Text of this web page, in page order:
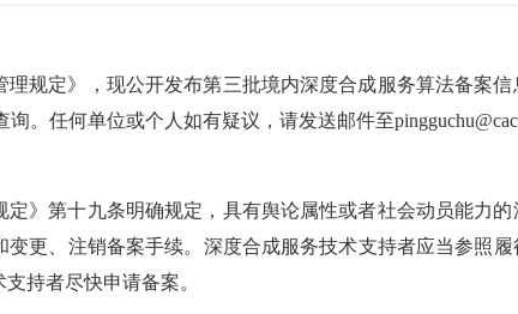
规定》，现公开发布第三批境内深度合成服务算法备案
询。任何单位或个人如有疑议，请发送邮件至
定》第十九条明确规定，具有舆论属性或者社会动员能力
更、注销备案手续。深度合成服务技术支持者应当参照
持者尽快申请备案。